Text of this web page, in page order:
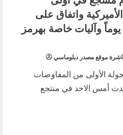
واتفاق على
طريق خلال 60 يوماً وآليات خاصة بهرمز
موقع مصدر دبلوماسي
الأولى من المفاوضات
أمس الاحد في منتجع